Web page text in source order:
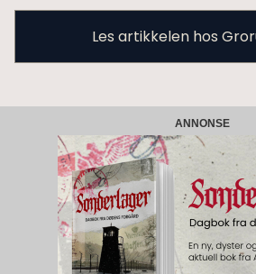
Les artikkelen hos
ANNONSE